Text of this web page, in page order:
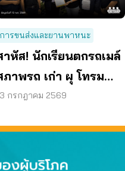
การขนส่งและยานพาหนะ
าหัส! นักเรียนตกรถเมล์
ภาพรถ เก่า ผุ โทรม
ามหามาตรฐานรถ
กรกฎาคม 2569